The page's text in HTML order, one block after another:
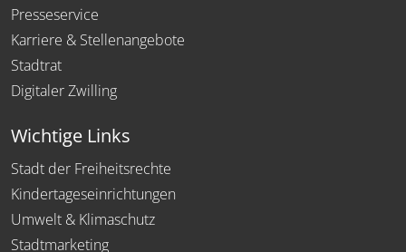
Presseservice
Karriere & Stellenangebote
Stadtrat
Digitaler Zwilling
Wichtige Links
Stadt der Freiheitsrechte
Kindertageseinrichtungen
Umwelt & Klimaschutz
Stadtmarketing